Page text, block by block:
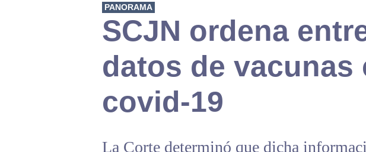
PANORAMA
SCJN ordena
datos de vacunas
covid-19
La Corte determinó que dicha